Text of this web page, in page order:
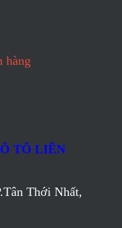
hàng
TÔ LIÊN
Thới Nhất,